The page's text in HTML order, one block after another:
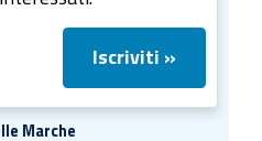
Iscriviti »
Marche